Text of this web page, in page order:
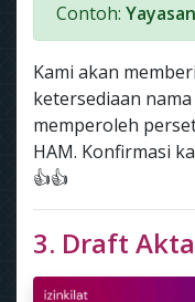
Contoh:
Kami akan
ketersediaan
memperoleh
HAM. Konfirmasi
👍👍
3. Draft